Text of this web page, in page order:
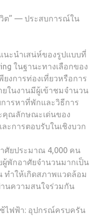
วิต” — ประสบการณ์ใน
นะนำเสน่ห์ของรูปแบบที่
ในฐานะทางเลือกของ
งการท่องเที่ยวหรือการ
ในงานมีผู้เข้าชมจำนวน
ารหาที่พักและวิธีการ
คุณลักษณะเด่นของ
ะการตอบรับในเชิงบวก
ศัยประมาณ 4,000 คน
ผู้พักอาศัยจำนวนมากเป็น
ทำให้เกิดสภาพแวดล้อม
นความสนใจร่วมกัน
ช้ไฟฟ้า: อุปกรณ์ครบครัน